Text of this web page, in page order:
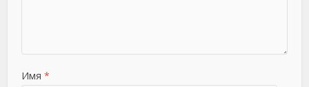
Имя *